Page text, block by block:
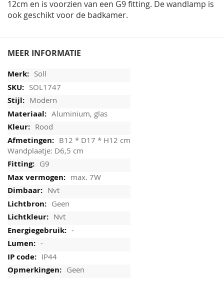
12cm en is voorzien van een G9 fitting. De wandlamp is
ook geschikt voor de badkamer.
MEER INFORMATIE
Soll
SOL1747
Modern
Aluminium, glas
Rood
B12 * D17 * H12 cm
Wandplaatje: D6,5 cm
G9
max. 7W
Nvt
Geen
Nvt
-
-
IP44
Geen